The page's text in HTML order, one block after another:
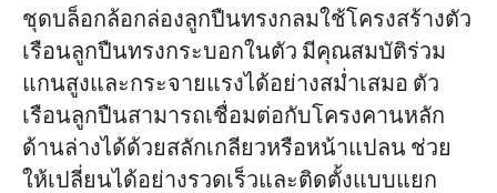
ชุดบล็อกล้อกล่องลูกปืนทรงกลมใช้โครงสร้างตัว
เรือนลูกปืนทรงกระบอกในตัว มีคุณสมบัติร่วม
แกนสูงและกระจายแรงได้อย่างสม่ำเสมอ ตัว
เรือนลูกปืนสามารถเชื่อมต่อกับโครงคานหลัก
ด้านล่างได้ด้วยสลักเกลียวหรือหน้าแปลน ช่วย
ให้เปลี่ยนได้อย่างรวดเร็วและติดตั้งแบบแยก